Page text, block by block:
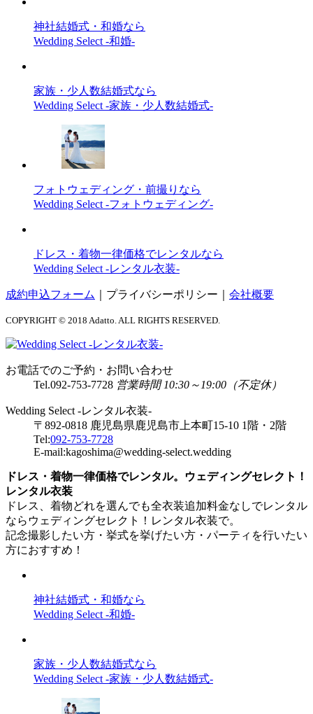
神社結婚式・和婚なら
Wedding Select -和婚-
家族・少人数結婚式なら
Wedding Select -家族・少人数結婚式-
フォトウェディング・前撮りなら
Wedding Select -フォトウェディング-
ドレス・着物一律価格でレンタルなら
Wedding Select -レンタル衣装-
成約申込フォーム プライバシーポリシー 会社概要
COPYRIGHT © 2018 Adatto. ALL RIGHTS RESERVED.
お電話でのご予約・お問い合わせ
Tel.092-753-7728 営業時間 10:30～19:00（不定休）
Wedding Select -レンタル衣装-
〒892-0818 鹿児島県鹿児島市上本町15-10 1階・2階
Tel:092-753-7728
E-mail:kagoshima@wedding-select.wedding
ドレス・着物一律価格でレンタル。ウェディングセレクト！
レンタル衣装
ドレス、着物どれを選んでも全衣装追加料金なしでレンタル
ならウェディングセレクト！レンタル衣装で。
記念撮影したい方・挙式を挙げたい方・パーティを行いたい
方におすすめ！
神社結婚式・和婚なら
Wedding Select -和婚-
家族・少人数結婚式なら
Wedding Select -家族・少人数結婚式-